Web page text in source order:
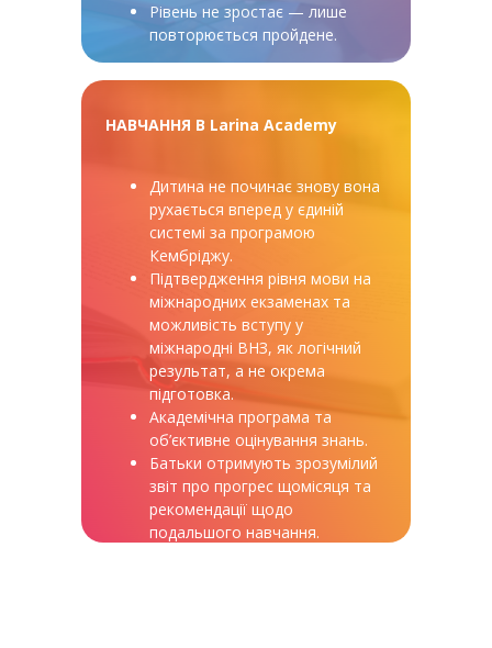
Рівень не зростає — лише
повторюється пройдене.
НАВЧАННЯ В Larina Academy
Дитина не починає знову вона
рухається вперед у єдиній
системі за програмою
Кембріджу.
Підтвердження рівня мови на
міжнародних екзаменах та
можливість вступу у
міжнародні ВНЗ, як логічний
результат, а не окрема
підготовка.
Академічна програма та
об’єктивне оцінування знань.
Батьки отримують зрозумілий
звіт про прогрес щомісяця та
рекомендації щодо
подальшого навчання.